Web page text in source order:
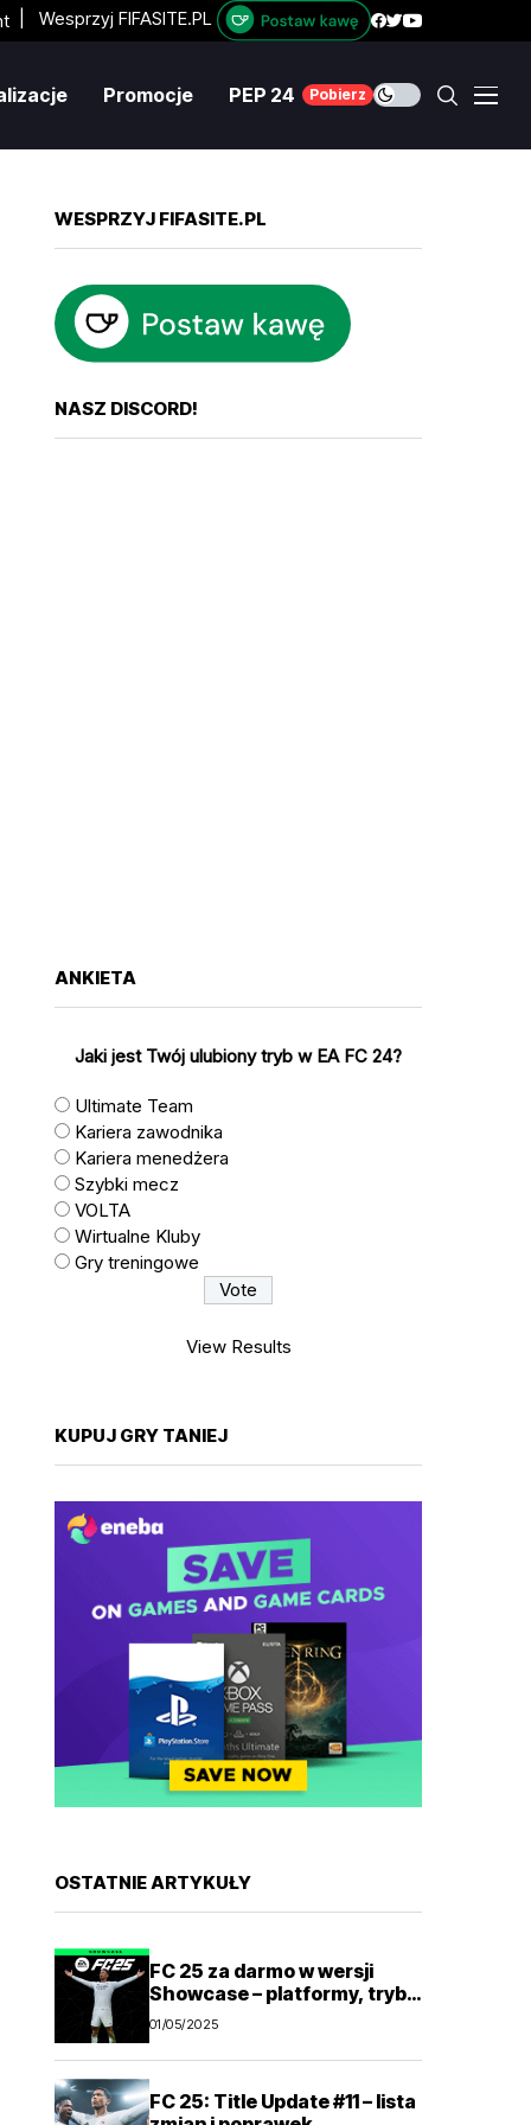
Wesprzyj FIFASITE.PL
Promocje PEP 24 Pobierz
WESPRZYJ FIFASITE.PL
NASZ DISCORD!
ANKIETA
Jaki jest Twój ulubiony tryb w EA FC 24?
Ultimate Team
Kariera zawodnika
Kariera menedżera
Szybki mecz
VOLTA
Wirtualne Kluby
Gry treningowe
View Results
KUPUJ GRY TANIEJ
OSTATNIE ARTYKUŁY
FC 25 za darmo w wersji
Showcase – platformy, tryby
gry
01/05/2025
FC 25: Title Update #11 – lista